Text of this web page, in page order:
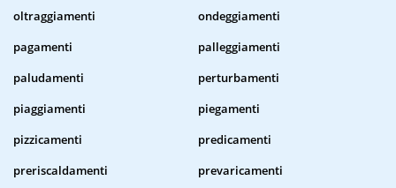
oltraggiamenti
ondeggiamenti
pagamenti
palleggiamenti
paludamenti
perturbamenti
piaggiamenti
piegamenti
pizzicamenti
predicamenti
preriscaldamenti
prevaricamenti